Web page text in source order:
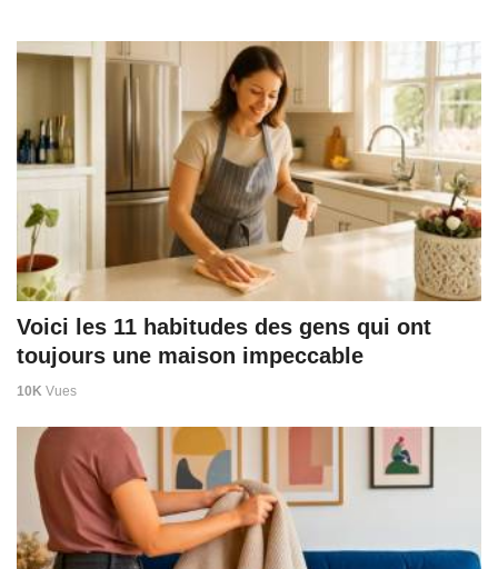
Voici les 11 habitudes des gens qui ont
toujours une maison impeccable
10K Vues